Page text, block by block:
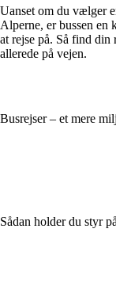
Uanset om du vælger
Alperne, er bussen en
at rejse på. Så find din
allerede på vejen.
Busrejser – et mere
Sådan holder du styr